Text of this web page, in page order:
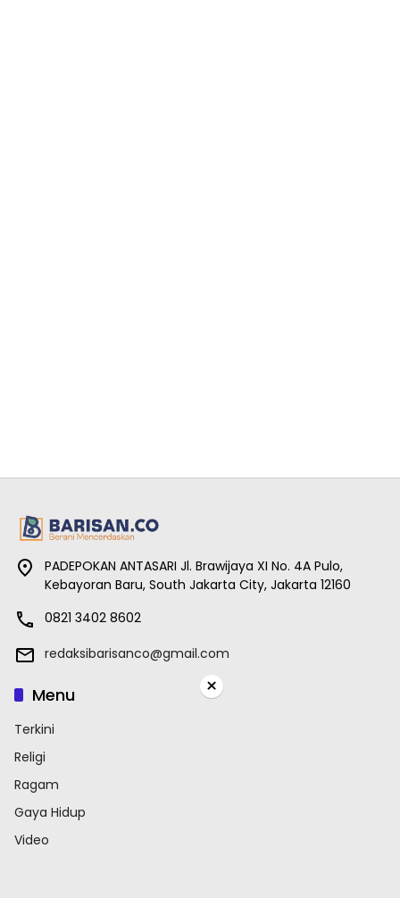
PADEPOKAN ANTASARI Jl. Brawijaya XI No. 4A Pulo,
Kebayoran Baru, South Jakarta City, Jakarta 12160
0821 3402 8602
redaksibarisanco@gmail.com
Menu
Terkini
Religi
Ragam
Gaya Hidup
Video
×